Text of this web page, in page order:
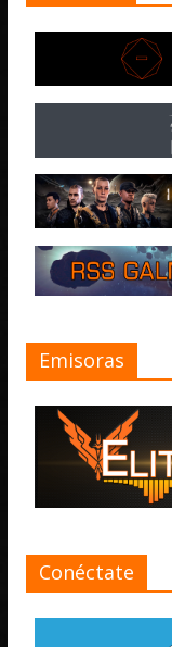
Emisoras
Conéctate